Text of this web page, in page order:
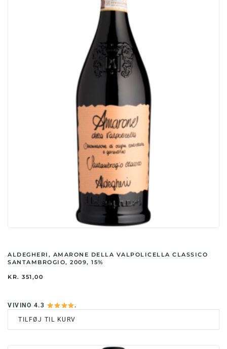
ALDEGHERI, AMARONE DELLA VALPOLICELLA CLASSICO
SANTAMBROGIO, 2009, 15%
KR. 351,00
VIVINO 4.3
.
TILFØJ TIL KURV